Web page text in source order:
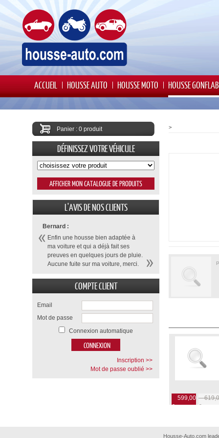
ACCUEIL HOUSSE AUTO HOUSSE MOTO HOUSSE
>
599,00
€
€
Panier : 0 produit
DÉFINISSEZ VOTRE VÉHICULE
L'AVIS DE NOS CLIENTS
Bernard :
Enfin une housse bien adaptée à
ma voiture et qui a déjà fait ses
preuves en quelques jours de pluie.
Aucune fuite sur ma voiture, merci.
COMPTE CLIENT
Email
Mot de passe
Connexion automatique
Inscription >>
Mot de passe oublié >>
Housse-Auto.com